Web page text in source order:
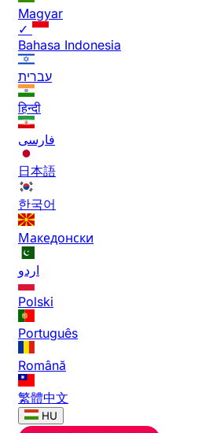
Magyar
✓
Bahasa Indonesia
עברית
हिन्दी
فارسی
日本語
한국어
Македонски
اردو
Polski
Português
Română
繁體中文
HU